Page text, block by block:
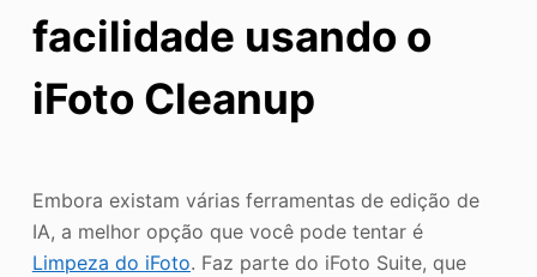
facilidade usando o
iFoto Cleanup
Embora existam várias ferramentas de edição de
IA, a melhor opção que você pode tentar é
Limpeza do iFoto. Faz parte do iFoto Suite, que